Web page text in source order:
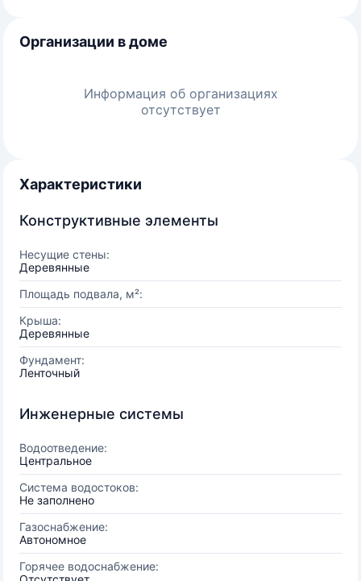
Организации в доме
Информация об организациях
отсутствует
Характеристики
Конструктивные элементы
Несущие стены:
Деревянные
Площадь подвала, м²:
Крыша:
Деревянные
Фундамент:
Ленточный
Инженерные системы
Водоотведение:
Центральное
Система водостоков:
Не заполнено
Газоснабжение:
Автономное
Горячее водоснабжение: